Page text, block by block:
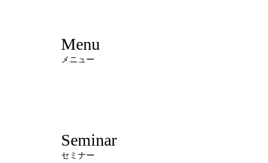
Menu
メニュー
Seminar
セミナー